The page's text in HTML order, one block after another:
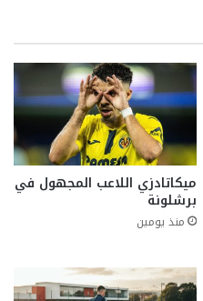
ميكاتادزي اللاعب المجهول في
برشلونة
منذ يومين